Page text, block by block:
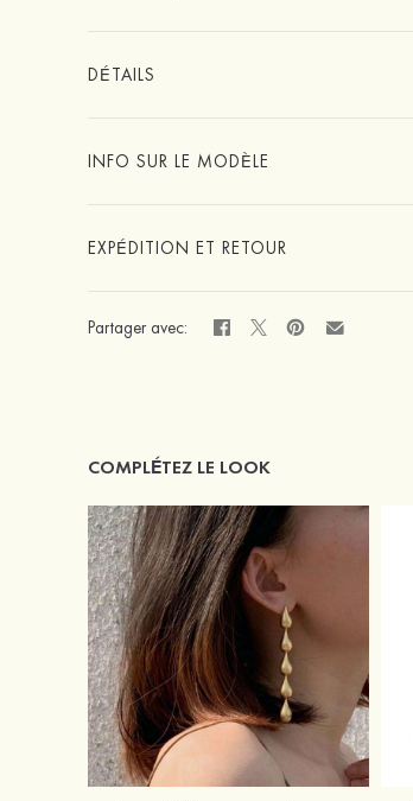
DÉTAILS
INFO SUR LE MODÈLE
EXPÉDITION ET RETOUR
Partager avec:
COMPLÉTEZ LE LOOK